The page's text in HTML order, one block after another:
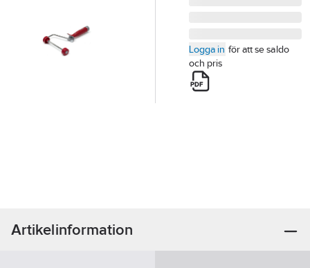
Logga in för att se saldo
och pris
Artikelinformation